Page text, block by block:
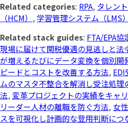
Related categories: RPA, タレン
（HCM） , 学習管理システム（LMS）
Related stack guides: FTA/EPA
現場に届けて関税優遇の見逃しと法
が増えるたびにデータ変換を個別
ピードとコストを改善する方法,
ムのマスタ不整合を解消し受注処
法, 変革プロジェクトの実績をキャ
リーダー人材の離職を防ぐ方法, 女
スを可視化し計画的な登用判断につ